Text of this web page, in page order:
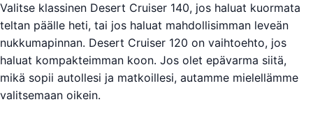
Valitse klassinen Desert Cruiser 140, jos haluat kuormata
teltan päälle heti, tai jos haluat mahdollisimman leveän
nukkumapinnan. Desert Cruiser 120 on vaihtoehto, jos
haluat kompakteimman koon. Jos olet epävarma siitä,
mikä sopii autollesi ja matkoillesi, autamme mielellämme
valitsemaan oikein.